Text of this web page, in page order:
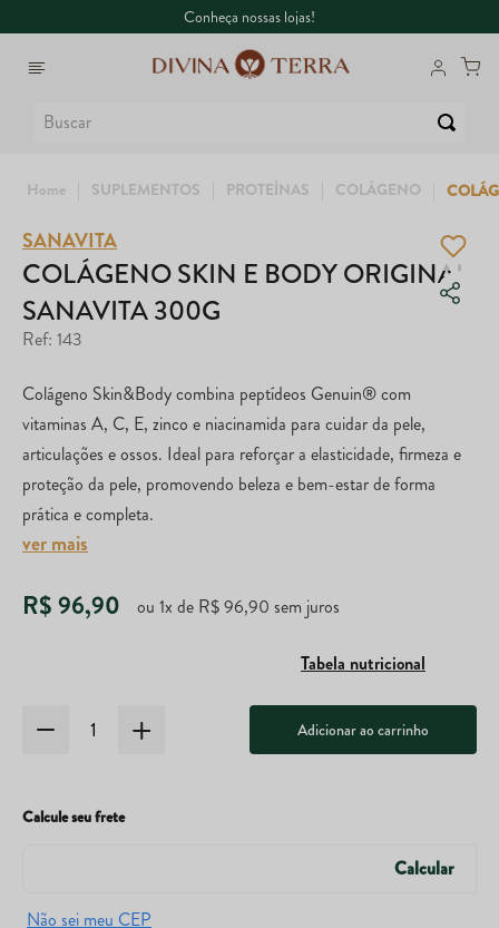
Conheça nossas lojas!
SUPLEMENTOS PROTEÍNAS COLÁGENO
SANAVITA
COLÁGENO SKIN E BODY ORIGINAL
SANAVITA 300G
Ref: 143
Colágeno Skin&Body combina peptídeos Genuin® com
vitaminas A, C, E, zinco e niacinamida para cuidar da pele,
articulações e ossos. Ideal para reforçar a elasticidade, firmeza e
proteção da pele, promovendo beleza e bem-estar de forma
prática e completa.
ver mais
R$96,90 ou 1x de R$96,90 sem juros
Tabela nutricional
Adicionar ao carrinho
Calcule seu frete
1º Whey
2º Creatina
5º Magnésio
6º Dux
9
10º True